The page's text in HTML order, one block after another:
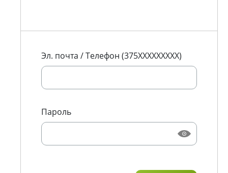
Эл. почта / Телефон (375XXXXXXXXX)
Пароль